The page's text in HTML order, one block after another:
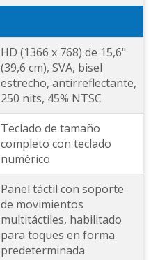
HD (1366 x 768) de 15,6"
(39,6 cm), SVA, bisel
estrecho, antirreflectante,
250 nits, 45% NTSC
Teclado de tamaño
completo con teclado
numérico
Panel táctil con soporte
de movimientos
multitáctiles, habilitado
para toques en forma
predeterminada